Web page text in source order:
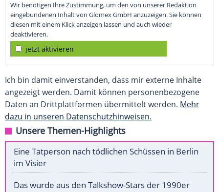
Wir benötigen Ihre Zustimmung, um den von unserer Redaktion
eingebundenen Inhalt von Glomex GmbH anzuzeigen. Sie können
diesen mit einem Klick anzeigen lassen und auch wieder
deaktivieren.
jetzt aktivieren
Ich bin damit einverstanden, dass mir externe Inhalte
angezeigt werden. Damit können personenbezogene
Daten an Drittplattformen übermittelt werden. Mehr
dazu in unseren Datenschutzhinweisen.
Unsere Themen-Highlights
Eine Tatperson nach tödlichen Schüssen in Berlin
im Visier
Das wurde aus den Talkshow-Stars der 1990er